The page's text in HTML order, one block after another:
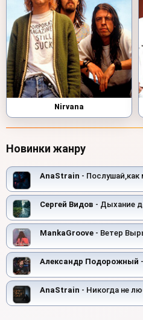
Nirvana
Новинки жанру
AnaStrain - Послушай,как
Сергей Видов - Дыхание
MankaGroove - Ветер
Александр Подорожный
AnaStrain - Никогда не